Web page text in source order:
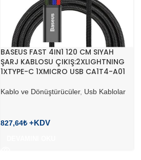
BASEUS FAST 4IN1 120 CM SIYAH
ŞARJ KABLOSU ÇIKIŞ:2XLIGHTNING
1XTYPE-C 1XMICRO USB CA1T4-A01
Kablo ve Dönüştürücüler, Usb Kablolar
827,64₺